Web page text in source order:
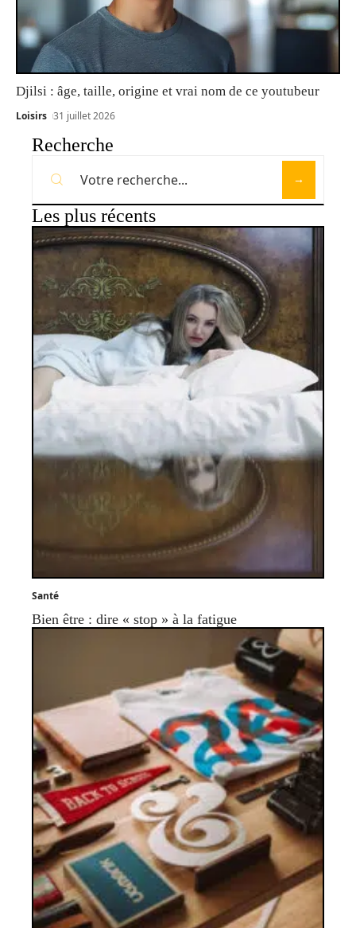
Djilsi : âge, taille, origine et vrai nom de ce youtubeur
Loisirs 31 juillet 2026
Recherche
Les plus récents
Santé
Bien être : dire « stop » à la fatigue